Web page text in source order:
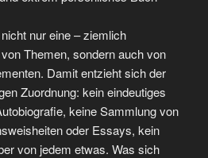
nur eine – ziemlich
Themen, sondern auch von
Damit entzieht sich der
Zuordnung: kein eindeutiges
keine Sammlung von
oder Essays, kein
von jedem etwas. Was sich